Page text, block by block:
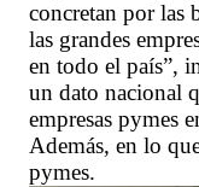
concretan por las
las grandes
en todo el país”,
un dato nacional
empresas pymes
Además, en lo
pymes.